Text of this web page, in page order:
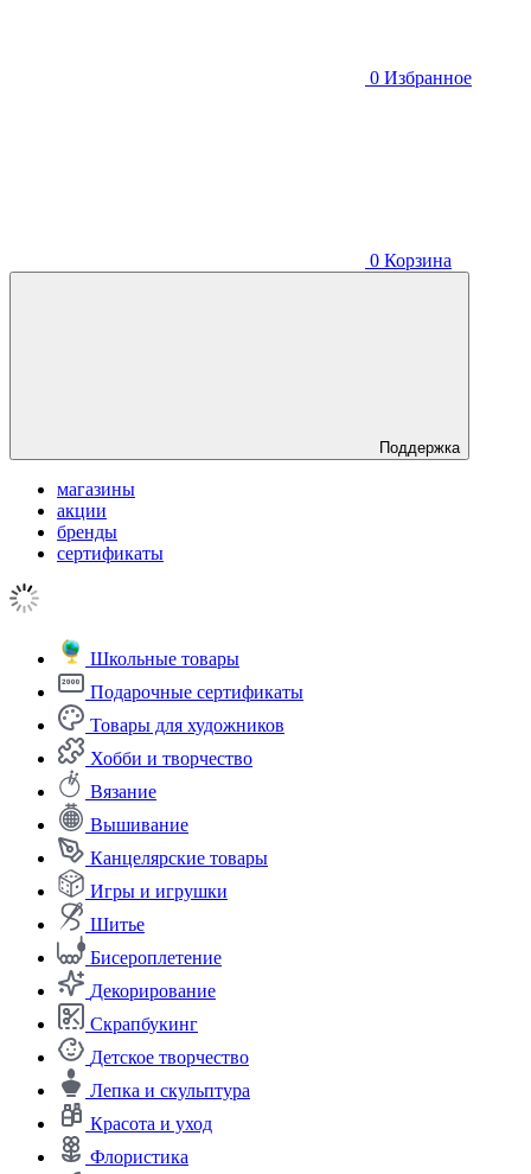
0 Избранное
0 Корзина
Поддержка
магазины
акции
бренды
сертификаты
Школьные товары
Подарочные сертификаты
Товары для художников
Хобби и творчество
Вязание
Вышивание
Канцелярские товары
Игры и игрушки
Шитье
Бисероплетение
Декорирование
Скрапбукинг
Детское творчество
Лепка и скульптура
Красота и уход
Флористика